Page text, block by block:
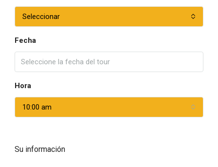
Seleccionar
Fecha
Hora
10:00 am
Su información